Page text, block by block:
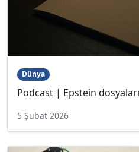
Dünya
Podcast | Epstein
5 Şubat 2026